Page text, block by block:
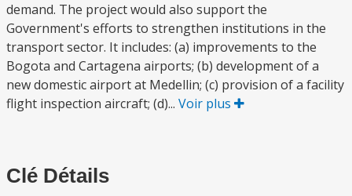
demand. The project would also support the
Government's efforts to strengthen institutions in the
transport sector. It includes: (a) improvements to the
Bogota and Cartagena airports; (b) development of a
new domestic airport at Medellin; (c) provision of a facility
flight inspection aircraft; (d)... Voir plus
Clé Détails